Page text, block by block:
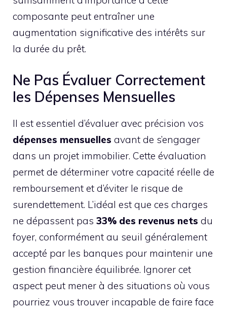
composante peut entraîner une
augmentation significative des intérêts sur
la durée du prêt.
Ne Pas Évaluer Correctement
les Dépenses Mensuelles
Il est essentiel d’évaluer avec précision vos
dépenses mensuelles avant de s’engager
dans un projet immobilier. Cette évaluation
permet de déterminer votre capacité réelle de
remboursement et d’éviter le risque de
surendettement. L’idéal est que ces charges
ne dépassent pas 33% des revenus nets du
foyer, conformément au seuil généralement
accepté par les banques pour maintenir une
gestion financière équilibrée. Ignorer cet
aspect peut mener à des situations où vous
pourriez vous trouver incapable de faire face